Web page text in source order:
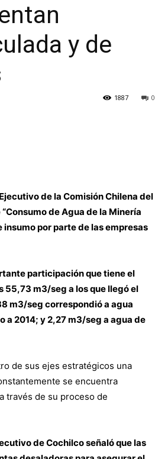
y de
0
1887
de la Comisión Chilena del
de Agua de la Minería
insumo por parte de las empresas
participación que tiene el
55,73 m3/seg a los que llegó el
m3/seg correspondió a agua
a 2014; y 2,27 m3/seg a agua de
de sus ejes estratégicos una
se encuentra
través de su proceso de
de Cochilco señaló que las